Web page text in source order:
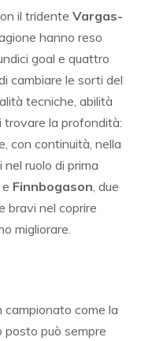
il tridente Vargas-
hanno reso
goal e quattro
cambiare le sorti del
tecniche, abilità
trovare la profondità:
con continuità, nella
ruolo di prima
e Finnbogason, due
bravi nel coprire
migliorare.
campionato come la
posto può sempre